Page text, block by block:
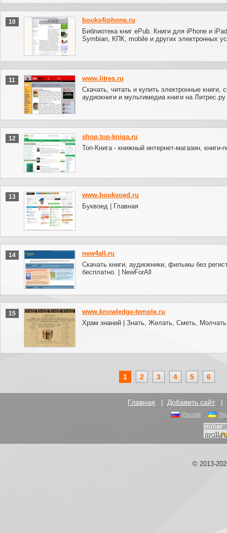
10
books4iphone.ru
Библиотека книг ePub. Книги для iPhone и
Symbian, КПК, mobile и других электронных
11
www.litres.ru
Скачать, читать и купить электронные книги,
аудиокниги и мультимедиа книги на Литрес.ру
12
shop.top-kniga.ru
Топ-Книга - книжный интернет-магазин, книги-
13
www.bookvoed.ru
Буквоед | Главная
14
new4all.ru
Скачать книги, аудиокники, фильмы без
бесплатно. | NewForAll
15
www.knowledge-temple.ru
Храм знаний | Знать, Желать, Сметь, Молчать
1 2 3 4 5 6
Главная | Добавить сайт |
Россия
© 2013-